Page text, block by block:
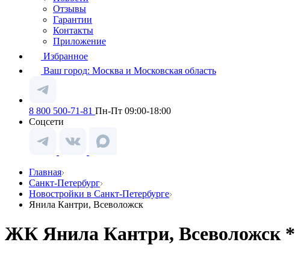
Отзывы
Гарантии
Контакты
Приложение
Избранное
Ваш город: Москва и Московская область
8 800 500-71-81 Пн-Пт 09:00-18:00
Соцсети
Главная
Санкт-Петербург
Новостройки в Санкт-Петербурге
Янила Кантри, Всеволожск
ЖК Янила Кантри, Всеволожск *